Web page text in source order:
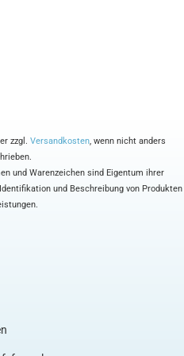
zzgl. Versandkosten, wenn nicht anders
und Warenzeichen sind Eigentum ihrer
und Beschreibung von Produkten